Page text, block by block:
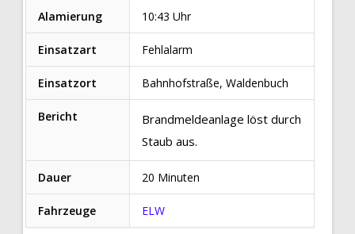
Alamierung 10:43 Uhr
Einsatzart Fehlalarm
Einsatzort Bahnhofstraße, Waldenbuch
Bericht
Brandmeldeanlage löst durch
Staub aus.
Dauer 20 Minuten
Fahrzeuge ELW